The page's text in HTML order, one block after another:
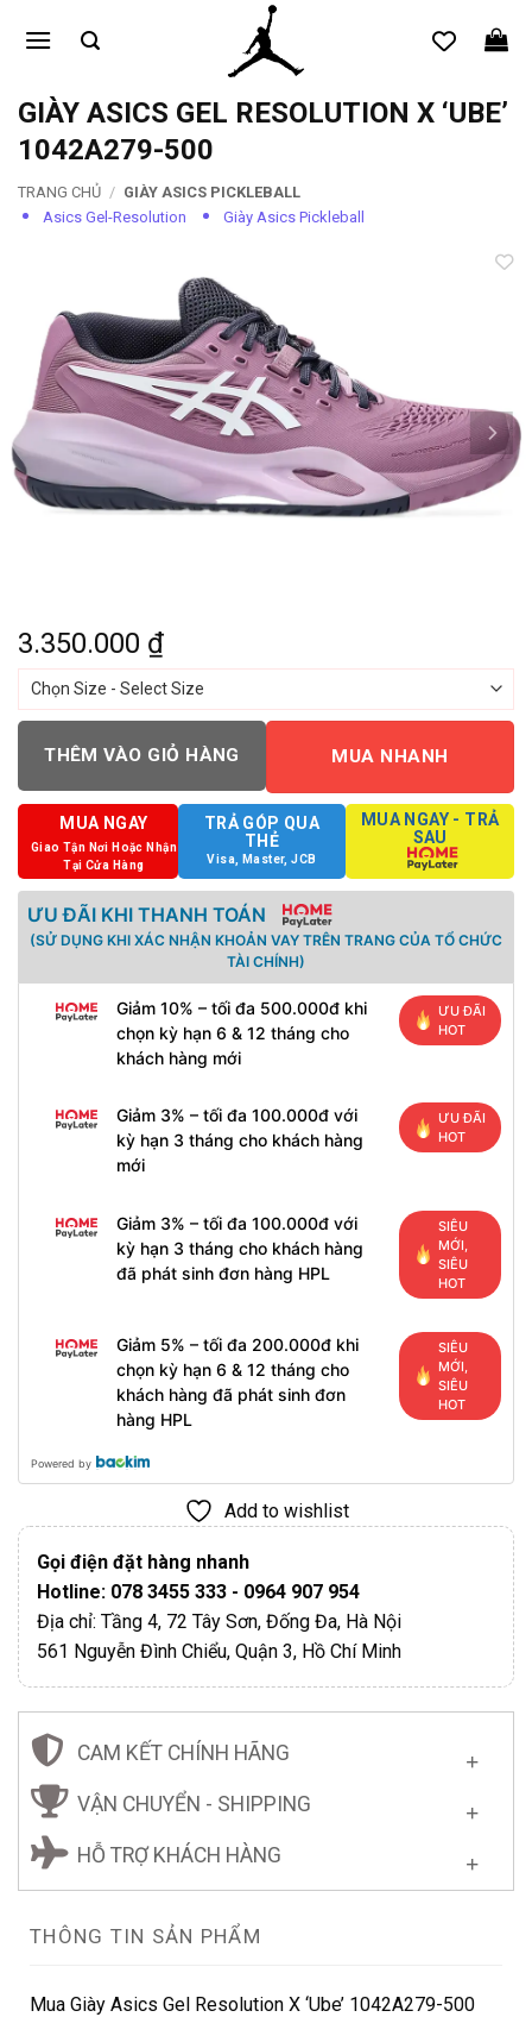
qua
dungGIÀY ASICS GEL RESOLUTION X ‘UBE’
1042A279-500
TRANG CHỦ / GIÀY ASICS PICKLEBALL
Asics Gel-Resolution
Giày Asics Pickleball
3.350.000 ₫
THÊM VÀO GIỎ HÀNG MUA NHANH
MUA NGAY
Giao Tận Nơi Hoặc Nhận
Tại Cửa Hàng
TRẢ GÓP QUA
THẺ
Visa, Master, JCB
MUA NGAY - TRẢ
SAU
ƯU ĐÃI KHI THANH TOÁN
(SỬ DỤNG KHI XÁC NHẬN KHOẢN VAY TRÊN TRANG CỦA TỔ CHỨC
TÀI CHÍNH)
Giảm 10% – tối đa 500.000đ khi
chọn kỳ hạn 6 & 12 tháng cho
khách hàng mới
ƯU ĐÃI
HOT
Giảm 3% – tối đa 100.000đ với
kỳ hạn 3 tháng cho khách hàng
mới
ƯU ĐÃI
HOT
Giảm 3% – tối đa 100.000đ với
kỳ hạn 3 tháng cho khách hàng
đã phát sinh đơn hàng HPL
SIÊU
MỚI,
SIÊU
HOT
Giảm 5% – tối đa 200.000đ khi
chọn kỳ hạn 6 & 12 tháng cho
khách hàng đã phát sinh đơn
hàng HPL
SIÊU
MỚI,
SIÊU
HOT
Powered by
Add to wishlist
Gọi điện đặt hàng nhanh
Hotline: 078 3455 333 - 0964 907 954
Địa chỉ: Tầng 4, 72 Tây Sơn, Đống Đa, Hà Nội
561 Nguyễn Đình Chiểu, Quận 3, Hồ Chí Minh
CAM KẾT CHÍNH HÃNG
VẬN CHUYỂN - SHIPPING
HỖ TRỢ KHÁCH HÀNG
THÔNG TIN SẢN PHẨM
Mua Giày Asics Gel Resolution X ‘Ube’ 1042A279-500